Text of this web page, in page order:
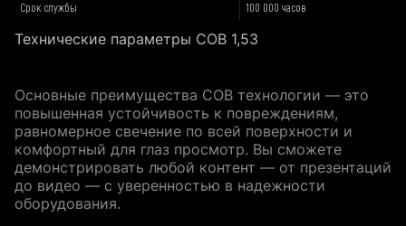
Технические параметры COB 1,53
Срок службы 100 000 часов
Основные преимущества COB технологии — это
повышенная устойчивость к повреждениям,
равномерное свечение по всей поверхности и
комфортный для глаз просмотр. Вы сможете
демонстрировать любой контент — от презентаций
до видео — с уверенностью в надежности
оборудования.